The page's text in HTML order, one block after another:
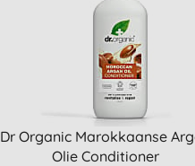
Dr Organic Marokkaanse
Olie Conditioner